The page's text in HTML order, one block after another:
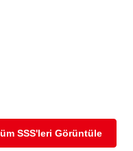
SSS'leri Görüntüle